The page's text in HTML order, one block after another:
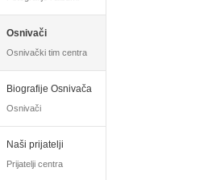
Osnivači
Osnivački tim centra
Biografije Osnivača
Osnivači
Naši prijatelji
Prijatelji centra